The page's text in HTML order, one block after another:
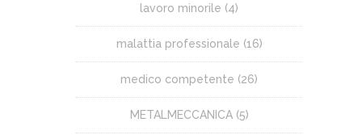
lavoro minorile (4)
malattia professionale (16)
medico competente (26)
METALMECCANICA(5)